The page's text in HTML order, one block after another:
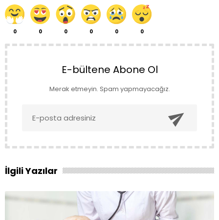
0 0 0 0 0 0
E-bültene Abone Ol
Merak etmeyin. Spam yapmayacağız.

İlgili Yazılar